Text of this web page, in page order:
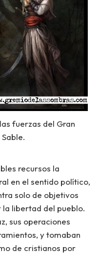
fuerzas del Gran
.
recursos la
en el sentido político,
solo de objetivos
libertad del pueblo.
sus operaciones
y tomaban
de cristianos por